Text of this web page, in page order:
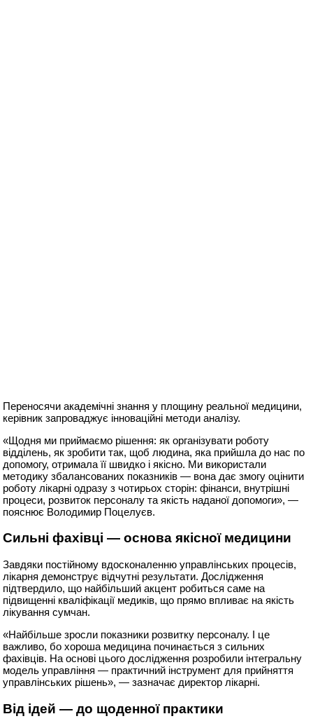
Переносячи академічні знання у площину реальної медицини,
керівник запроваджує інноваційні методи аналізу.
«Щодня ми приймаємо рішення: як організувати роботу
відділень, як зробити так, щоб людина, яка прийшла до нас по
допомогу, отримала її швидко і якісно. Ми використали
методику збалансованих показників — вона дає змогу оцінити
роботу лікарні одразу з чотирьох сторін: фінанси, внутрішні
процеси, розвиток персоналу та якість наданої допомоги», —
пояснює Володимир Поцелуєв.
Сильні фахівці — основа якісної медицини
Завдяки постійному вдосконаленню управлінських процесів,
лікарня демонструє відчутні результати. Дослідження
підтвердило, що найбільший акцент робиться саме на
підвищенні кваліфікації медиків, що прямо впливає на якість
лікування сумчан.
«Найбільше зросли показники розвитку персоналу. І це
важливо, бо хороша медицина починається з сильних
фахівців. На основі цього дослідження розробили інтегральну
модель управління — практичний інструмент для прийняття
управлінських рішень», — зазначає директор лікарні.
Від ідей — до щоденної практики